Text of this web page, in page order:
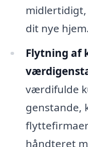
dit nye hjem.
Flytning af
værdifulde
genstande,
håndteret